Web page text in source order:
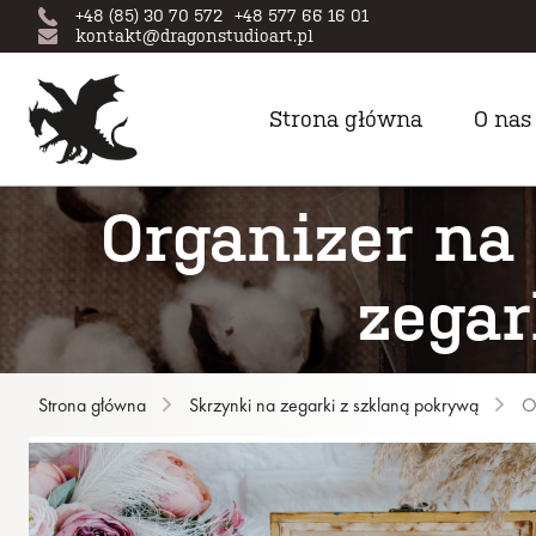
+48 (85) 30 70 572 +48 577 66 16 01
kontakt@dragonstudioart.pl
Strona główna O nas
Organizer
Strona główna Skrzynki na zegarki z szklaną pokrywą